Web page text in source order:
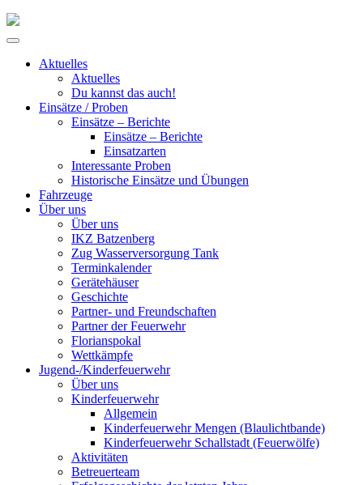
Skip
Primary
Aktuelles
Aktuelles
Du kannst das auch!
Einsätze / Proben
Einsätze – Berichte
Einsätze – Berichte
Einsatzarten
Interessante Proben
Historische Einsätze und Übungen
Fahrzeuge
Über uns
Über uns
IKZ Batzenberg
Zug Wasserversorgung Tank
Terminkalender
Gerätehäuser
Geschichte
Partner- und Freundschaften
Partner der Feuerwehr
Florianspokal
Wettkämpfe
Jugend-/Kinderfeuerwehr
Über uns
Kinderfeuerwehr
Allgemein
Kinderfeuerwehr Mengen (Blaulichtbande)
Kinderfeuerwehr Schallstadt (Feuerwölfe)
Aktivitäten
Betreuerteam